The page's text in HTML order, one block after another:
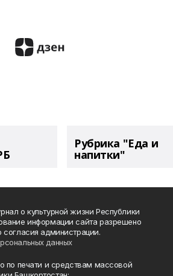
Рубрика "Еда и
напитки"
о культурной жизни Республики
информации сайта разрешено
согласия администрации.
данных
по печати и средствам массовой